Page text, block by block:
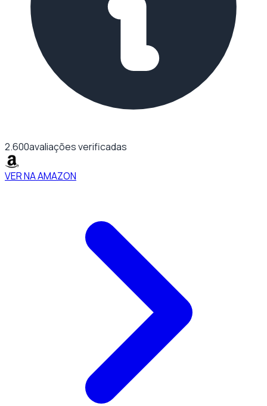
2.600avaliações verificadas
VER NA AMAZON